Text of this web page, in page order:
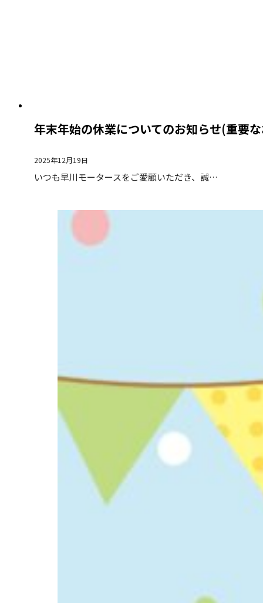
年末年始の休業についてのお知らせ(重要
2025年12月19日
いつも早川モータースをご愛顧いただき、誠…